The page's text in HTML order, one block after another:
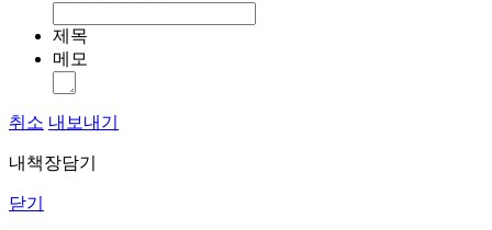
제목
메모
취소 내보내기
내책장담기
닫기